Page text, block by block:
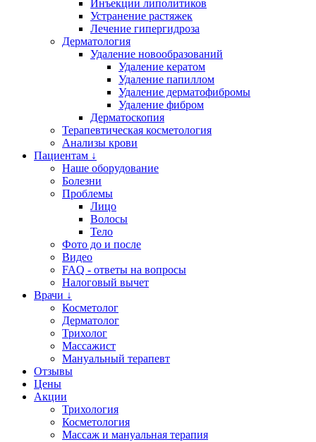
Инъекции липолитиков
Устранение растяжек
Лечение гипергидроза
Дерматология
Удаление новообразований
Удаление кератом
Удаление папиллом
Удаление дерматофибромы
Удаление фибром
Дерматоскопия
Терапевтическая косметология
Анализы крови
Пациентам ↓
Наше оборудование
Болезни
Проблемы
Лицо
Волосы
Тело
Фото до и после
Видео
FAQ - ответы на вопросы
Налоговый вычет
Врачи ↓
Косметолог
Дерматолог
Трихолог
Массажист
Мануальный терапевт
Отзывы
Цены
Акции
Трихология
Косметология
Массаж и мануальная терапия